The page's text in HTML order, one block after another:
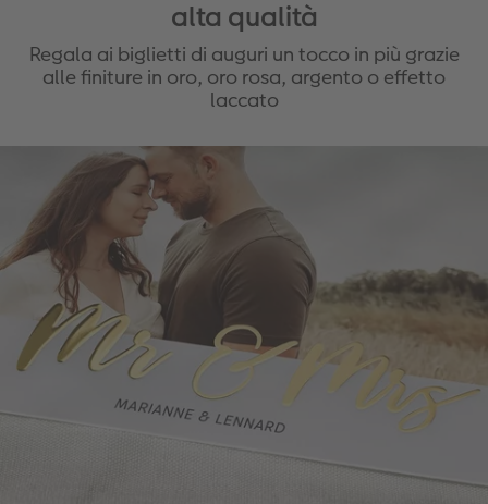
alta qualità
Regala ai biglietti di auguri un tocco in più grazie
alle finiture in oro, oro rosa, argento o effetto
laccato